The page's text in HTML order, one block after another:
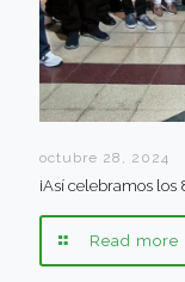
octubre 28, 2024
¡Así celebramos los
Read more